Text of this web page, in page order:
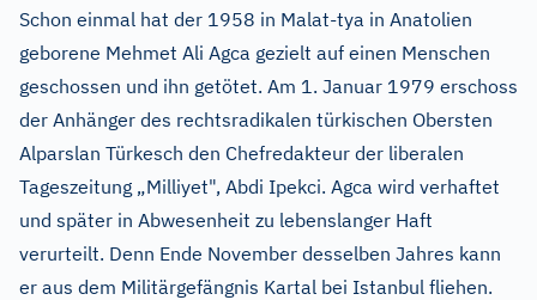
Schon einmal hat der 1958 in Malat-tya in Anatolien
geborene Mehmet Ali Agca gezielt auf einen Menschen
geschossen und ihn getötet. Am 1. Januar 1979 erschoss
der Anhänger des rechtsradikalen türkischen Obersten
Alparslan Türkesch den Chefredakteur der liberalen
Tageszeitung „Milliyet", Abdi Ipekci. Agca wird verhaftet
und später in Abwesenheit zu lebenslanger Haft
verurteilt. Denn Ende November desselben Jahres kann
er aus dem Militärgefängnis Kartal bei Istanbul fliehen.